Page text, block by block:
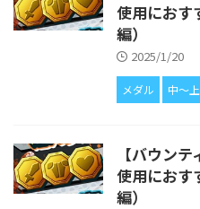
使用におす
編）
2025/1/20
メダル 中〜
【バウン
使用におす
編）